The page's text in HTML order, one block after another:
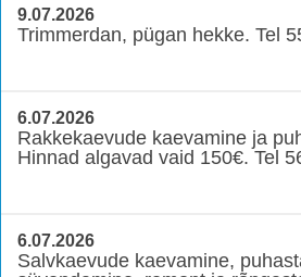
9.07.2026
Trimmerdan, pügan hekke. Tel
6.07.2026
Rakkekaevude kaevamine ja
Hinnad algavad vaid 150€. Tel
6.07.2026
Salvkaevude kaevamine,